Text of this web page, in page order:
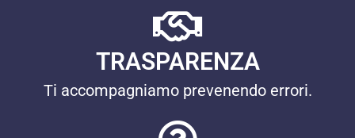
TRASPARENZA
Ti accompagniamo prevenendo errori.